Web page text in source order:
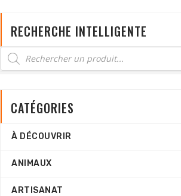
RECHERCHE INTELLIGENTE
CATÉGORIES
À DÉCOUVRIR
ANIMAUX
ARTISANAT